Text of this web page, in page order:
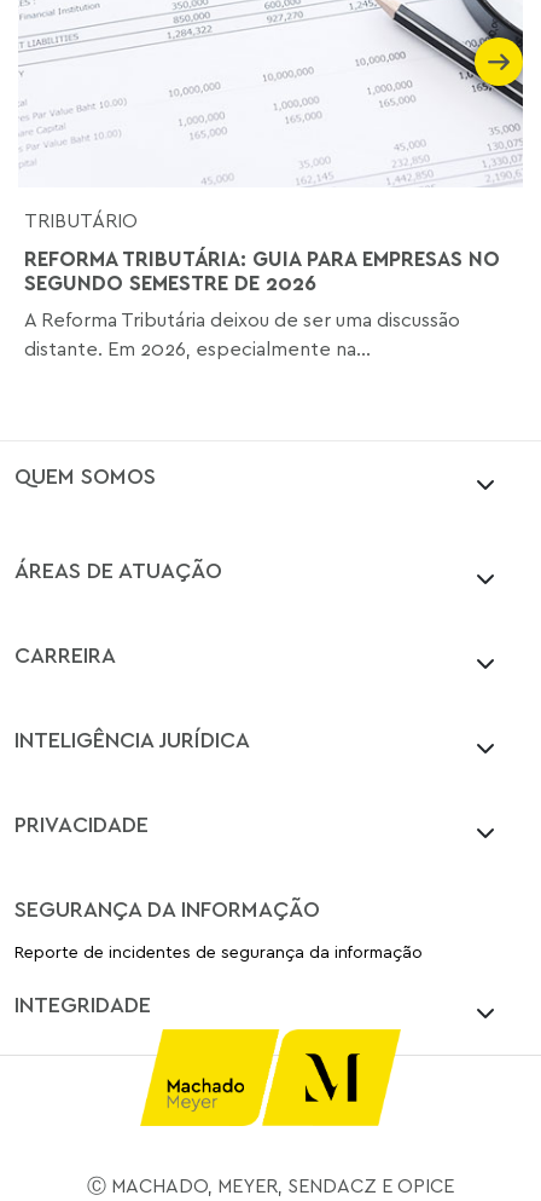
TRIBUTÁRIO
REFORMA TRIBUTÁRIA: GUIA PARA EMPRESAS NO
SEGUNDO SEMESTRE DE 2026
A Reforma Tributária deixou de ser uma discussão
distante. Em 2026, especialmente na...
QUEM SOMOS
ÁREAS DE ATUAÇÃO
CARREIRA
INTELIGÊNCIA JURÍDICA
PRIVACIDADE
SEGURANÇA DA INFORMAÇÃO
Reporte de incidentes de segurança da informação
INTEGRIDADE
Ⓒ MACHADO, MEYER, SENDACZ E OPICE